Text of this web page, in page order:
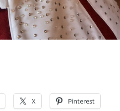
X Pinterest